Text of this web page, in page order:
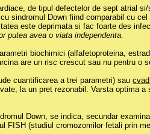
de tipul defectelor de sept atrial
sindromul Down fiind comparabil cu
este deprimata si fac foarte des
putea avea o viata independenta.
biochimici (alfafetoproteina,
are un risc crescut sau nu pentru o
cuantificarea a trei parametri) sau
la un pret rezonabil. Varsta optima
Down, se indica, secundar
FISH (studiul cromozomilor fetali prin